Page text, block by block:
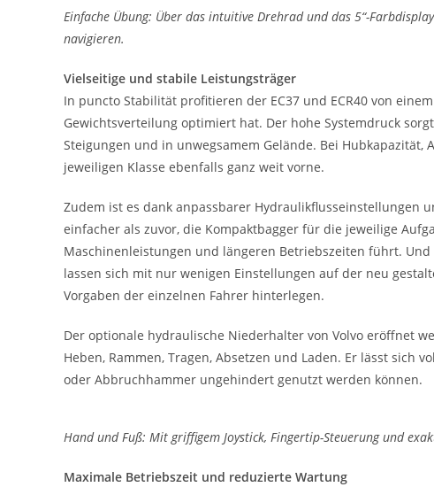
Einfache Übung: Über das intuitive Drehrad und das 5“-
navigieren.
Vielseitige und stabile Leistungsträger
In puncto Stabilität profitieren der EC37 und ECR40 von
Gewichtsverteilung optimiert hat. Der hohe Systemdruck
Steigungen und in unwegsamem Gelände. Bei
jeweiligen Klasse ebenfalls ganz weit vorne.
Zudem ist es dank anpassbarer Hydraulikflusseinstellungen
einfacher als zuvor, die Kompaktbagger für die jeweilige
Maschinenleistungen und längeren Betriebszeiten führt.
lassen sich mit nur wenigen Einstellungen auf der neu
Vorgaben der einzelnen Fahrer hinterlegen.
Der optionale hydraulische Niederhalter von Volvo eröffnet
Heben, Rammen, Tragen, Absetzen und Laden. Er lässt sich
oder Abbruchhammer ungehindert genutzt werden können.
Hand und Fuß: Mit griffigem Joystick, Fingertip-Steuerung und
Maximale Betriebszeit und reduzierte Wartung